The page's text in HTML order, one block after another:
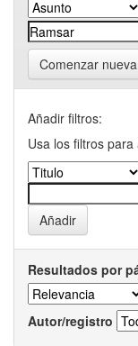
Comenzar
Añadir filtros:
Usa los filtros
Resultados por
Autor/registro